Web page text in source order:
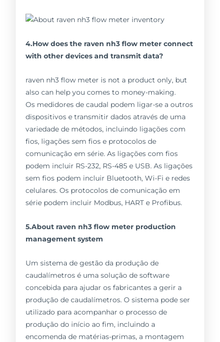
4.How does the raven nh3 flow meter connect
with other devices and transmit data?
raven nh3 flow meter is not a product only, but
also can help you comes to money-making.
Os medidores de caudal podem ligar-se a outros
dispositivos e transmitir dados através de uma
variedade de métodos, incluindo ligações com
fios, ligações sem fios e protocolos de
comunicação em série. As ligações com fios
podem incluir RS-232, RS-485 e USB. As ligações
sem fios podem incluir Bluetooth, Wi-Fi e redes
celulares. Os protocolos de comunicação em
série podem incluir Modbus, HART e Profibus.
5.About raven nh3 flow meter production
management system
Um sistema de gestão da produção de
caudalímetros é uma solução de software
concebida para ajudar os fabricantes a gerir a
produção de caudalímetros. O sistema pode ser
utilizado para acompanhar o processo de
produção do início ao fim, incluindo a
encomenda de matérias-primas, a montagem